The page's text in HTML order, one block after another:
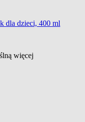
dla dzieci, 400 ml
więcej